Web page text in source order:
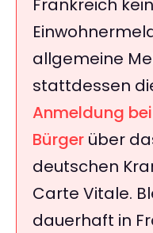
Frankreich kein
allgemeine
stattdessen
Anmeldung
Bürger über
deutschen
Carte Vitale.
dauerhaft in